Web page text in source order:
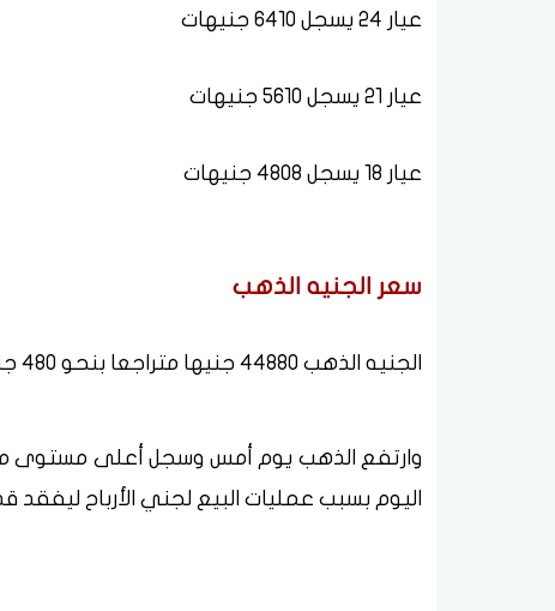
عيار 24 يسجل 6410 جنيهات
عيار 21 يسجل 5610 جنيهات
عيار 18 يسجل 4808 جنيهات
سعر الجنيه الذهب
الجنيه الذهب 44880 جنيها متراجعا بنحو 480 جنيها
اليوم بسبب عمليات البيع لجني الأرباح ليفقد قدرته على